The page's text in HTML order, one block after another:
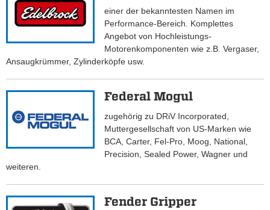
einer der bekanntesten Namen im
Performance-Bereich. Komplettes
Angebot von Hochleistungs-
Motorenkomponenten wie z.B. Vergaser,
Ansaugkrümmer, Zylinderköpfe usw.
Federal Mogul
zugehörig zu DRiV Incorporated,
Muttergesellschaft von US-Marken wie
BCA, Carter, Fel-Pro, Moog, National,
Precision, Sealed Power, Wagner und
weiteren.
Fender Gripper